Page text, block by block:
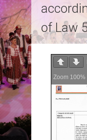
of Law
Zoom 100%